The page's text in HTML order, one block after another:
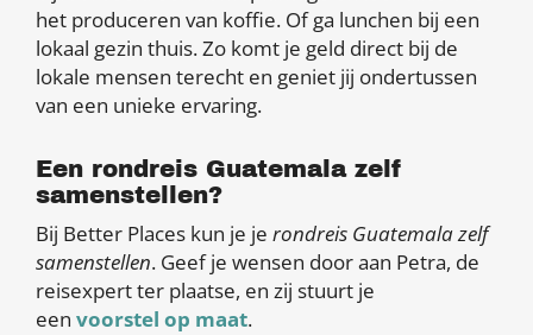
het produceren van koffie. Of ga lunchen bij een
lokaal gezin thuis. Zo komt je geld direct bij de
lokale mensen terecht en geniet jij ondertussen
van een unieke ervaring.
Een rondreis Guatemala zelf
samenstellen?
Bij Better Places kun je je rondreis Guatemala zelf
samenstellen. Geef je wensen door aan Petra, de
reisexpert ter plaatse, en zij stuurt je
een voorstel op maat.